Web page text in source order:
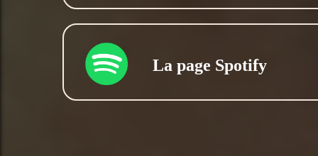
La page Spotify